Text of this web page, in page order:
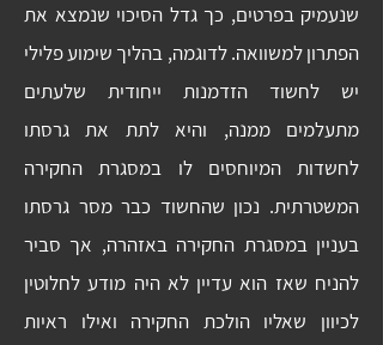
שנעמיק בפרטים, כך גדל הסיכוי שנמצא את
הפתרון למשוואה. לדוגמה, בהליך שימוע פלילי
יש לחשוד הזדמנות ייחודית שלעתים
מתעלמים ממנה, והיא לתת את גרסתו
לחשדות המיוחסים לו במסגרת החקירה
המשטרתית. נכון שהחשוד כבר מסר גרסתו
בעניין במסגרת החקירה באזהרה, אך סביר
להניח שאז הוא עדיין לא היה מודע לחלוטין
לכיוון שאליו הולכת החקירה ואילו ראיות